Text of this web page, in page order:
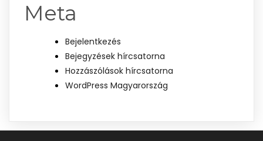
Meta
Bejelentkezés
Bejegyzések hírcsatorna
Hozzászólások hírcsatorna
WordPress Magyarország